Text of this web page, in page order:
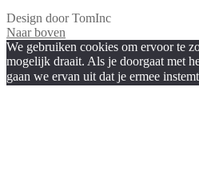
Design door TomInc
Naar boven
We gebruiken cookies om ervoor te
mogelijk draait. Als je doorgaat met
gaan we ervan uit dat je ermee